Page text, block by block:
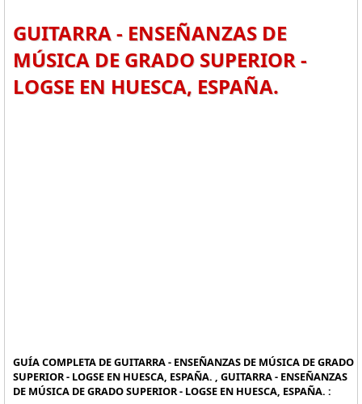
GUITARRA - ENSEÑANZAS DE
MÚSICA DE GRADO SUPERIOR -
LOGSE EN HUESCA, ESPAÑA.
GUÍA COMPLETA DE GUITARRA - ENSEÑANZAS DE MÚSICA DE GRADO
SUPERIOR - LOGSE EN HUESCA, ESPAÑA. , GUITARRA - ENSEÑANZAS
DE MÚSICA DE GRADO SUPERIOR - LOGSE EN HUESCA, ESPAÑA. :